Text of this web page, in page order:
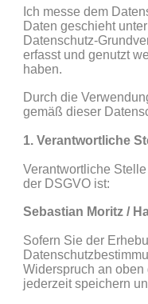
Ich messe dem
Daten geschieht
Datenschutz-
erfasst und genutzt
haben.
Durch die
gemäß dieser
1. Verantwortliche
Verantwortliche
der DSGVO ist:
Sebastian Moritz /
Sofern Sie der
Widerspruch an
jederzeit speichern